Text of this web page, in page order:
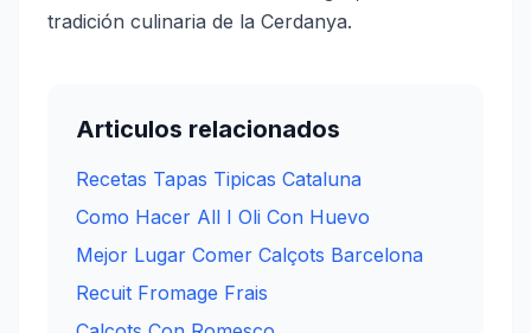
tradición culinaria de la Cerdanya.
Articulos relacionados
Recetas Tapas Tipicas Cataluna
Como Hacer All I Oli Con Huevo
Mejor Lugar Comer Calçots Barcelona
Recuit Fromage Frais